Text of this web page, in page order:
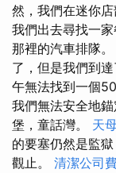
然，我們在迷你
我們出去尋找一
那裡的汽車排隊
了，但是我們到達
午無法找到一個
我們無法安全地
堡，童話灣。 天
的要塞仍然是監
觀止。 清潔公司